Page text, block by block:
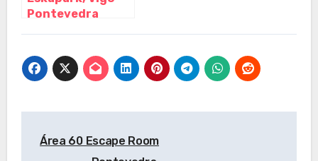
Pontevedra
de
Área 60 Escape Room